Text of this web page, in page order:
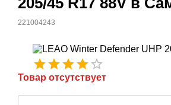
221004243
Товар отсутствует